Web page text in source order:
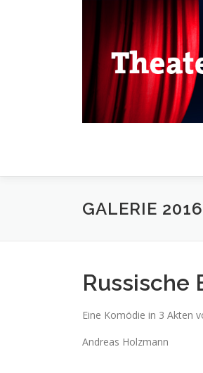
GALERIE 2016
Russische
Eine Komödie in 3 Akten
Andreas Holzmann